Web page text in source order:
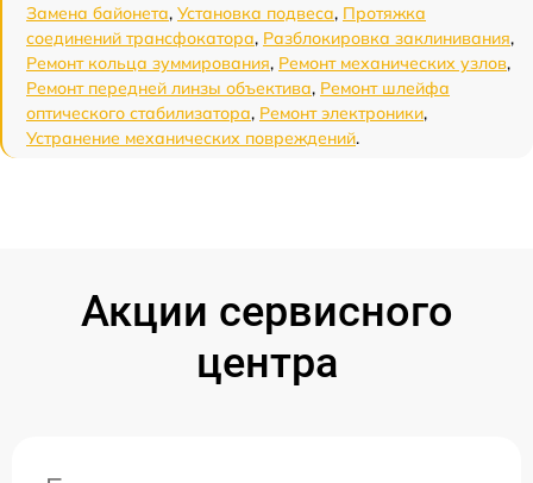
Замена байонета, Установка подвеса, Протяжка
соединений трансфокатора, Разблокировка заклинивания,
Ремонт кольца зуммирования, Ремонт механических узлов,
Ремонт передней линзы объектива, Ремонт шлейфа
оптического стабилизатора, Ремонт электроники,
Устранение механических повреждений.
Акции сервисного
центра